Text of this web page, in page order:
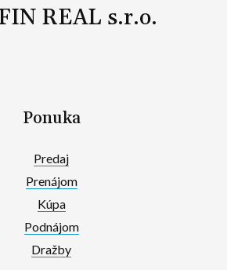
REAL s.r.o.
Ponuka
Predaj
Prenájom
Kúpa
Podnájom
Dražby